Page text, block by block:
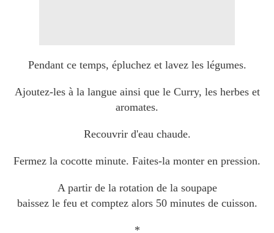
Pendant ce temps, épluchez et lavez les légumes.
Ajoutez-les à la langue ainsi que le Curry, les herbes et
aromates.
Recouvrir d'eau chaude.
Fermez la cocotte minute. Faites-la monter en pression.
A partir de la rotation de la soupape
baissez le feu et comptez alors 50 minutes de cuisson.
*